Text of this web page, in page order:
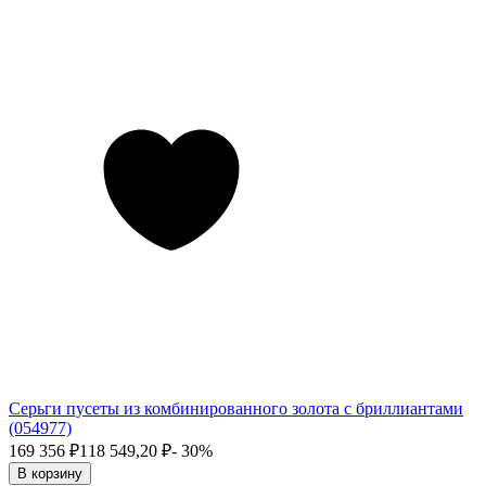
Серьги пусеты из комбинированного золота с бриллиантами
(054977)
169 356 ₽118 549,20 ₽- 30%
В корзину